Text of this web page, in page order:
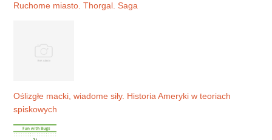
Ruchome miasto. Thorgal. Saga
Oślizgłe macki, wiadome siły. Historia Ameryki w teoriach
spiskowych